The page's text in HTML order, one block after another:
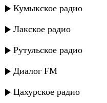
Кумыкское радио
Лакское радио
Рутульское радио
Диалог FM
Цахурское радио
Руслан Магомедов -
Руслан Магомедов
Руслан Магомедов -